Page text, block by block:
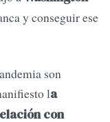
y conseguir ese
son
la
con